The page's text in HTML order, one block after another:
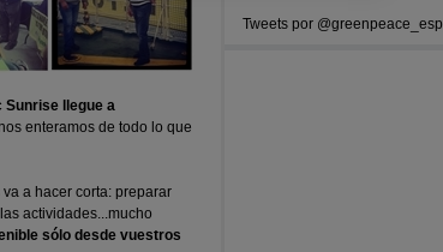
Sunrise llegue a
enteramos de todo lo que
a hacer corta: preparar
actividades...mucho
sólo desde vuestros
Tweets por @greenpeace_esp